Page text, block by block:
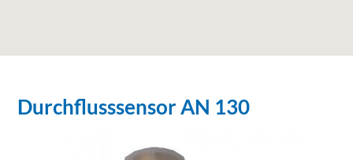
Durchflusssensor AN 130